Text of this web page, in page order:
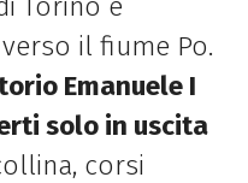
il fiume Po.
Emanuele I
solo in uscita
corsi